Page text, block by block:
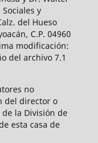
y
del Hueso
C.P. 04960
modificación:
del archivo 7.1
no
del director o
la División de
esta casa de